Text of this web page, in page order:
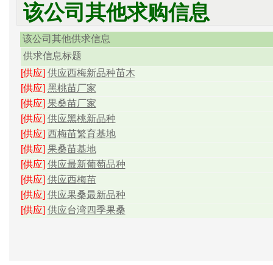
该公司其他求购信息
该公司其他供求信息
供求信息标题
[供应] 供应西梅新品种苗木
[供应] 黑桃苗厂家
[供应] 果桑苗厂家
[供应] 供应黑桃新品种
[供应] 西梅苗繁育基地
[供应] 果桑苗基地
[供应] 供应最新葡萄品种
[供应] 供应西梅苗
[供应] 供应果桑最新品种
[供应] 供应台湾四季果桑